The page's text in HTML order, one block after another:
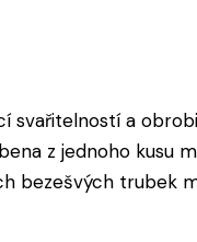
svařitelností a
z jednoho kusu
bezešvých trubek